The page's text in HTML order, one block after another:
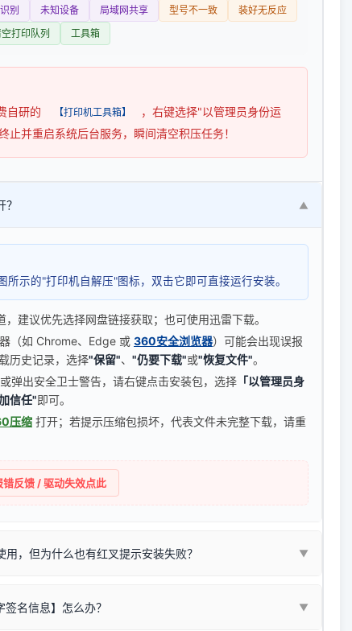
别 未知设备 局域网共享 型号不一致
装好无反应
打印队列 工具箱
自研的 【打印机工具箱】
，右键选择"以管理员身份运
止并重启系统后台服务，瞬间清空积压任务！
▼
示的"打印机自解压"图标，双击它即可直接运行安装。
建议优先选择网盘链接获取；也可使用迅雷下载。
（如 Chrome、Edge 或 360安全浏览器）可能会出现误报
历史记录，选择"保留"、 "仍要下载"或"恢复文件"。
弹出安全卫士警告，请右键点击安装包，选择 「以管理员身
信任"即可。
压缩 打开；若提示压缩包损坏，代表文件未完整下载，请重
错反馈 / 驱动失效点此
，但为什么也有红叉提示安装失败？ ▼
时会检测您的系统位数，并只安装与系统相匹配的那一部
名信息】怎么办？ ▼